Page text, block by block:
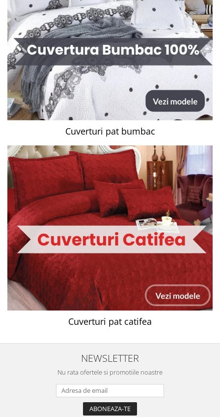
Cuverturi pat bumbac
Cuverturi pat catifea
NEWSLETTER
Nu rata ofertele si promotiile noastre